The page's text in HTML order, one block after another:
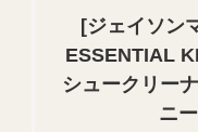
[ジェイソン
ESSENTIAL
シュークリー
ニ